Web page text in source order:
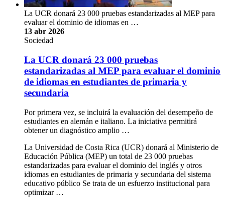
La UCR donará 23 000 pruebas estandarizadas al MEP para
evaluar el dominio de idiomas en …
13 abr 2026
Sociedad
La UCR donará 23 000 pruebas
estandarizadas al MEP para evaluar el dominio
de idiomas en estudiantes de primaria y
secundaria
Por primera vez, se incluirá la evaluación del desempeño de
estudiantes en alemán e italiano. La iniciativa permitirá
obtener un diagnóstico amplio …
La Universidad de Costa Rica (UCR) donará al Ministerio de
Educación Pública (MEP) un total de 23 000 pruebas
estandarizadas para evaluar el dominio del inglés y otros
idiomas en estudiantes de primaria y secundaria del sistema
educativo público Se trata de un esfuerzo institucional para
optimizar …